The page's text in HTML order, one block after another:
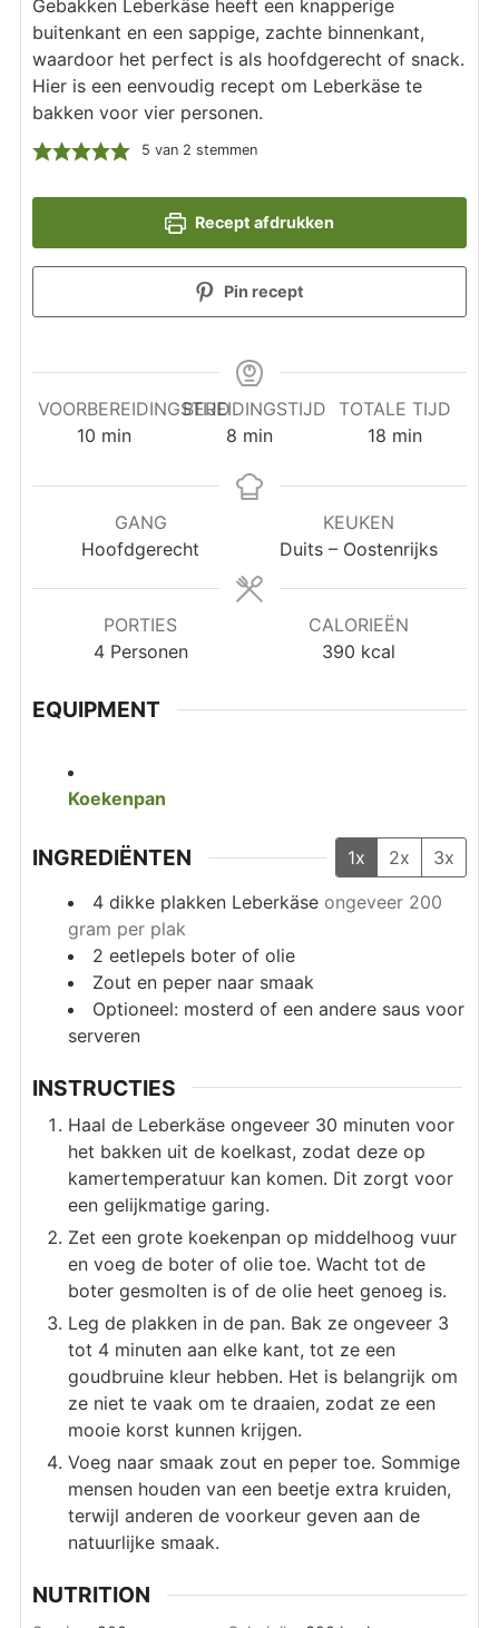
Gebakken Leberkäse heeft een knapperige
buitenkant en een sappige, zachte binnenkant,
waardoor het perfect is als hoofdgerecht of snack.
Hier is een eenvoudig recept om Leberkäse te
bakken voor vier personen.
5 van 2 stemmen
Recept afdrukken
Pin recept
VOORBEREIDINGSTIJD
10 minuten
min
BEREIDINGSTIJD
8 minuten
min
TOTALE TIJD
18minuten
min
GANG
Hoofdgerecht
KEUKEN
Duits – Oostenrijks
PORTIES
4 Personen
CALORIEËN
390 kcal
EQUIPMENT
Koekenpan
INGREDIËNTEN 1x 2x
3x
4 dikke plakken Leberkäse ongeveer 200
gram per plak
2 eetlepels boter of olie
Zout en peper naar smaak
Optioneel: mosterd of een andere saus voor
serveren
INSTRUCTIES
Haal de Leberkäse ongeveer 30 minuten voor
het bakken uit de koelkast, zodat deze op
kamertemperatuur kan komen. Dit zorgt voor
een gelijkmatige garing.
Zet een grote koekenpan op middelhoog vuur
en voeg de boter of olie toe. Wacht tot de
boter gesmolten is of de olie heet genoeg is.
Leg de plakken in de pan. Bak ze ongeveer 3
tot 4 minuten aan elke kant, tot ze een
goudbruine kleur hebben. Het is belangrijk om
ze niet te vaak om te draaien, zodat ze een
mooie korst kunnen krijgen.
Voeg naar smaak zout en peper toe. Sommige
mensen houden van een beetje extra kruiden,
terwijl anderen de voorkeur geven aan de
natuurlijke smaak.
NUTRITION